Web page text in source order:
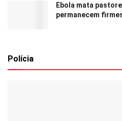
Ebola mata
permanecem
Polícia